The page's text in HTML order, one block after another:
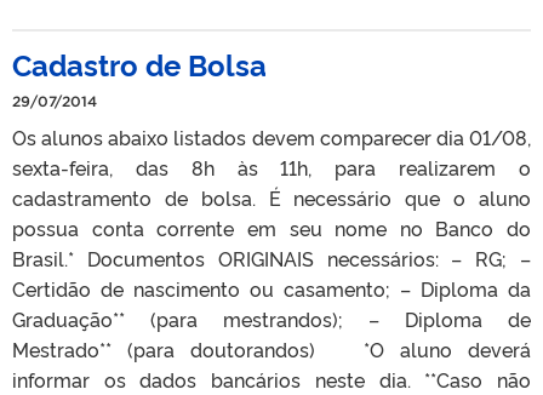
Cadastro de Bolsa
29/07/2014
Os alunos abaixo listados devem comparecer dia 01/08,
sexta-feira, das 8h às 11h, para realizarem o
cadastramento de bolsa. É necessário que o aluno
possua conta corrente em seu nome no Banco do
Brasil.* Documentos ORIGINAIS necessários: – RG; –
Certidão de nascimento ou casamento; – Diploma da
Graduação** (para mestrandos); – Diploma de
Mestrado** (para doutorandos) *O aluno deverá
informar os dados bancários neste dia. **Caso não